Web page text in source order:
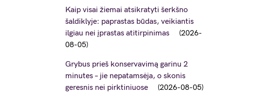
Kaip visai žiemai atsikratyti šerkšno
šaldiklyje: paprastas būdas, veikiantis
ilgiau nei įprastas atitirpinimas
2026-
08-05
Grybus prieš konservavimą garinu 2
minutes – jie nepatamsėja, o skonis
geresnis nei pirktiniuose
2026-08-05